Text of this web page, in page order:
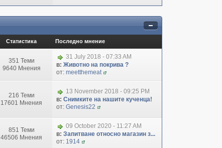
Статистика Последно мнение
351 Теми
9640 Мнения
31 July 2018 - 07:33 AM
в: Животно на покрива ?
от: meetthemeat
216 Теми
17601 Мнения
13 November 2018 - 09:25 PM
в: Снимките на нашите кученца!
от: Genesis22
851 Теми
46506 Мнения
09 October 2020 - 11:27 AM
в: Запитване относно магазин з...
от: 1914